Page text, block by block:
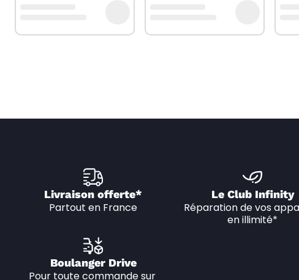
Livraison offerte*
Partout en France
Le Club Infinity
Réparation de vos
en illimité*
Boulanger Drive
Pour toute commande sur